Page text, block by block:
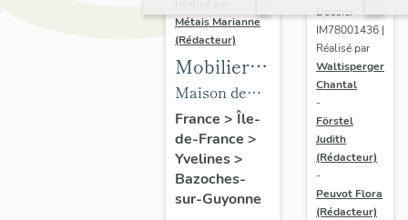
Métais Marianne
(Rédacteur)
Mobilier
de la
maison
Louis
Carré
Maison de
villégiature
dite maison
Louis Carré
France > Île-
de-France >
Yvelines>
Bazoches-
sur-Guyonne
Dossier
IM78001436 |
Réalisé par
Waltisperger
Chantal
-
Förstel
Judith
(Rédacteur)
-
Peuvot Flora
(Rédacteur)